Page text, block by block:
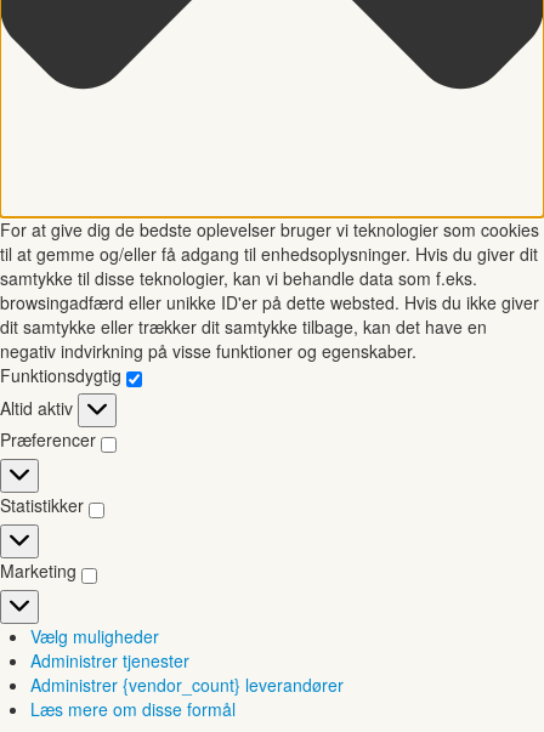
For at give dig de bedste oplevelser bruger vi teknologier som cookies
til at gemme og/eller få adgang til enhedsoplysninger. Hvis du giver dit
samtykke til disse teknologier, kan vi behandle data som f.eks.
browsingadfærd eller unikke ID'er på dette websted. Hvis du ikke giver
dit samtykke eller trækker dit samtykke tilbage, kan det have en
negativ indvirkning på visse funktioner og egenskaber.
Funktionsdygtig
Funktionsdygtig
Altid aktiv
Præferencer
Præferencer
Statistikker
Statistikker
Marketing
Marketing
Vælg muligheder
Administrer tjenester
Administrer {vendor_count} leverandører
Læs mere om disse formål